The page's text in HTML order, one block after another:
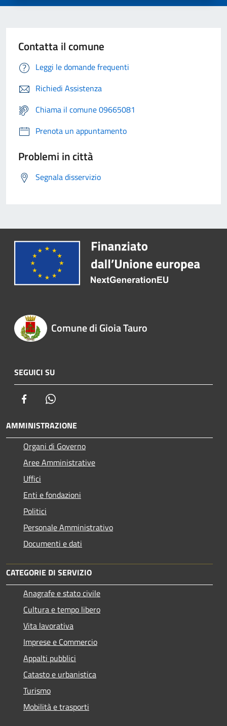
Contatta il comune
Leggi le domande frequenti
Richiedi Assistenza
Chiama il comune 09665081
Prenota un appuntamento
Problemi in città
Segnala disservizio
Comune di Gioia Tauro
SEGUICI SU
Facebook
AMMINISTRAZIONE
Organi di Governo
Aree Amministrative
Uffici
Enti e fondazioni
Politici
Personale Amministrativo
Documenti e dati
CATEGORIE DI SERVIZIO
Anagrafe e stato civile
Cultura e tempo libero
Vita lavorativa
Imprese e Commercio
Appalti pubblici
Catasto e urbanistica
Turismo
Mobilità e trasporti